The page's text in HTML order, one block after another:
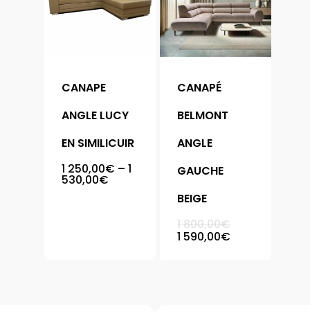
CANAPE
ANGLE LUCY
EN SIMILICUIR
1 250,00€ – 1
530,00€
CANAPÉ
BELMONT
ANGLE
GAUCHE
BEIGE
1 800,00€Le
1 590,00€
Meubles